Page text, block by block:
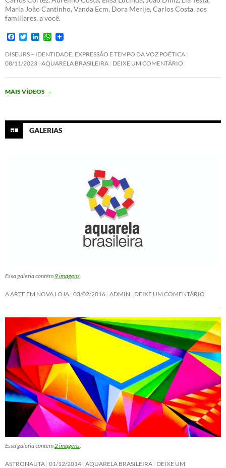
Maria João Cantinho, Vanda Ecm, Dora Merije, Carlos Costa, aos
familiares, a você.
F
c
e
b
o
k
T
i
t
t
e
n
k
e
d
n
W
a
t
s
A
DISEURS – IDENTIDADE, EXPRESSÃO E TEMPO DA VOZ POÉTICA
08/11/2023 AQUARELA BRASILEIRA DEIXE UM COMENTÁRIO
MAIS VÍDEOS →
GALERIAS
Essa galeria contém 9 imagens
A ARTE EM NOVA LOJA 03/02/2016 ADMIN DEIXE UM COMENTÁRIO
Essa galeria contém 2 imagens
ASTRONAUTA 01/12/2014 AQUARELA BRASILEIRA DEIXE UM